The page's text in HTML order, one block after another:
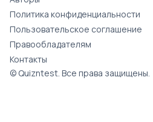
Политика конфиденциальности
Пользовательское соглашение
Правообладателям
Контакты
© Quizntest. Все права защищены.